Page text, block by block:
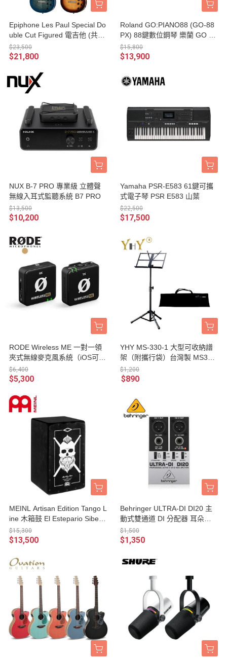
Epiphone Les Paul Special Do
uble Cut Figured 電吉他 (共2
色) 附琴袋
$23,500
$21,800
Roland GO:PIANO88 (GO-88
PX) 88鍵數位鋼琴 樂蘭 GO PI
ANO88
$15,800
$13,900
NUX B-7 PRO 專業級 立體聲
無線入耳式監聽系統 B7 PRO
$13,500
$10,200
Yamaha PSR-E583 61鍵可攜
式電子琴 PSR E583 山葉
$22,500
$17,500
RODE Wireless ME 一對一領
夾式無線麥克風系統（iOS可用
／台灣代理公司貨）
$6,400
$5,300
YHY MS-330-1 大型可收納譜
架（附攜行袋）台灣製 MS330
1
$1,200
$890
MEINL Artisan Edition Tango L
ine 木箱鼓 El Estepario Siberia
no 限量版（AETLEES）
$15,300
$13,500
Behringer ULTRA-DI DI20 主
動式雙通道 DI 分配器 耳朵牌
訊號轉換器
$1,500
$1,350